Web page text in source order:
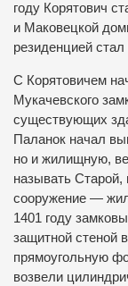
году Корятович
и Маковецкой
резиденцией
С Корятовичем
Мукачевского
существующих
Паланок начал
но и жилищную,
называть Старой,
сооружение —
1401 году
защитной стеной
прямоугольную
возвели